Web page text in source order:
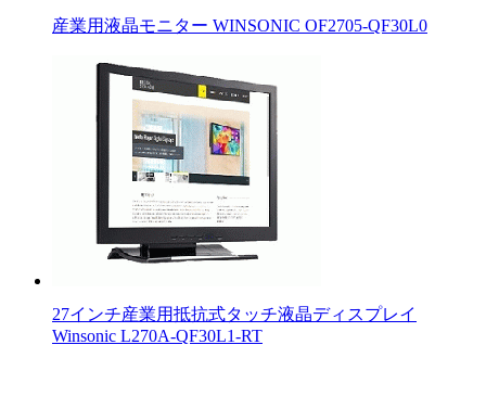
産業用液晶モニター WINSONIC OF2705-QF30L0
27インチ産業用抵抗式タッチ液晶ディスプレイ
Winsonic L270A-QF30L1-RT